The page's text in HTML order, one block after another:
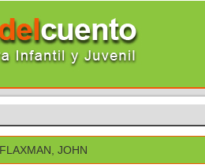
FLAXMAN, JOHN